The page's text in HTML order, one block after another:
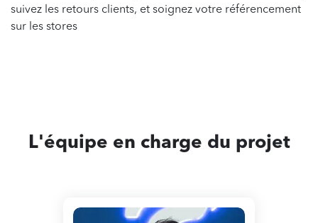
suivez les retours clients, et soignez votre référencement
sur les stores
L'équipe en charge du projet